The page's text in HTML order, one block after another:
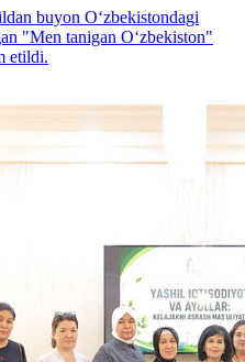
buyon O‘zbekistondagi
"Men tanigan O‘zbekiston"
etildi.